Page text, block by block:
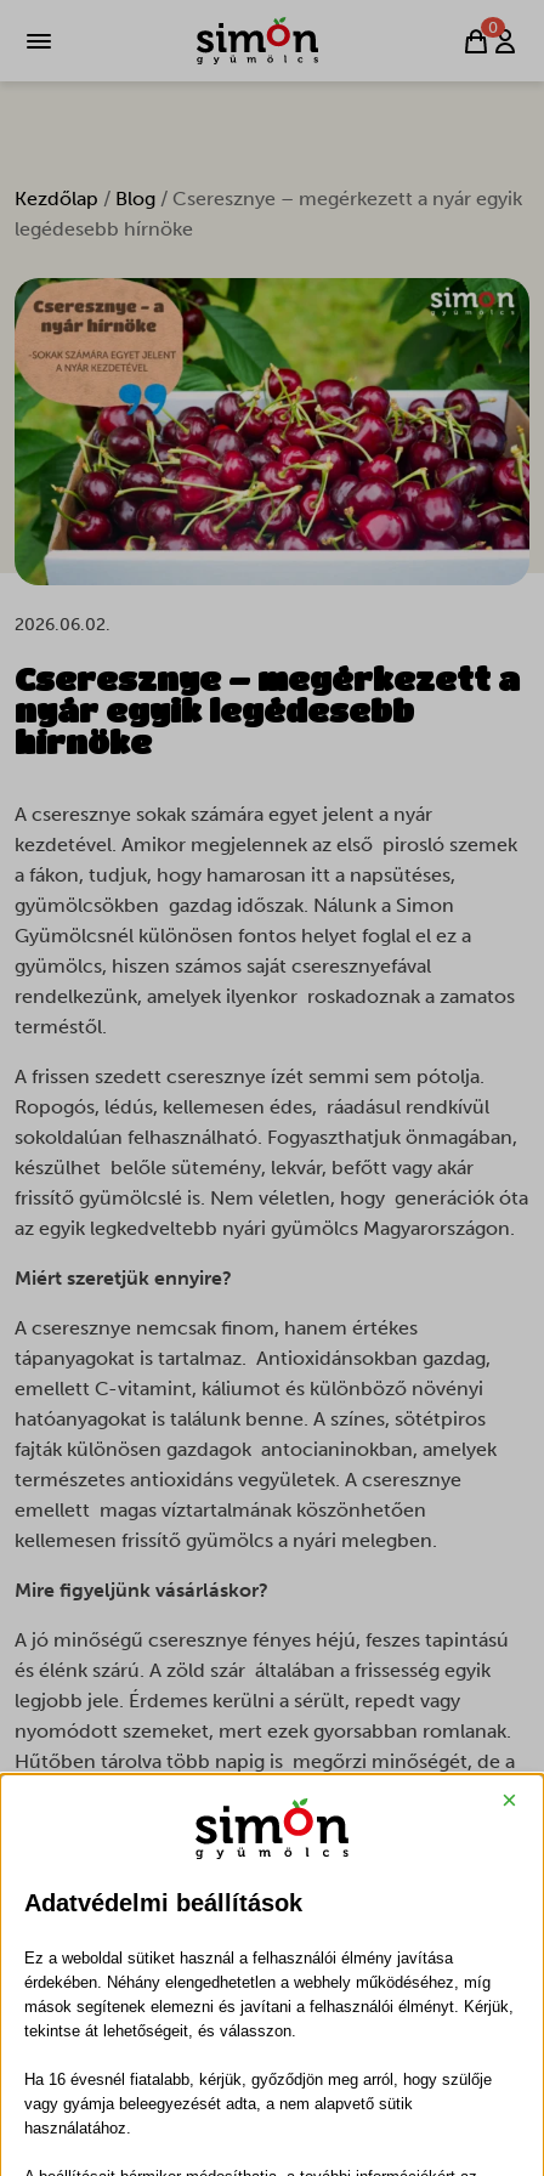
0
Kezdőlap / Blog / Cseresznye – megérkezett a nyár egyik
legédesebb hírnöke
2026.06.02.
Cseresznye – megérkezett a
nyár egyik legédesebb
hírnöke
A cseresznye sokak számára egyet jelent a nyár
kezdetével. Amikor megjelennek az első pirosló szemek
a fákon, tudjuk, hogy hamarosan itt a napsütéses,
gyümölcsökben gazdag időszak. Nálunk a Simon
Gyümölcsnél különösen fontos helyet foglal el ez a
gyümölcs, hiszen számos saját cseresznyefával
rendelkezünk, amelyek ilyenkor roskadoznak a zamatos
terméstől.
A frissen szedett cseresznye ízét semmi sem pótolja.
Ropogós, lédús, kellemesen édes, ráadásul rendkívül
sokoldalúan felhasználható. Fogyaszthatjuk önmagában,
készülhet belőle sütemény, lekvár, befőtt vagy akár
frissítő gyümölcslé is. Nem véletlen, hogy generációk óta
az egyik legkedveltebb nyári gyümölcs Magyarországon.
Miért szeretjük ennyire?
A cseresznye nemcsak finom, hanem értékes
tápanyagokat is tartalmaz. Antioxidánsokban gazdag,
emellett C-vitamint, káliumot és különböző növényi
hatóanyagokat is találunk benne. A színes, sötétpiros
fajták különösen gazdagok antocianinokban, amelyek
természetes antioxidáns vegyületek. A cseresznye
emellett magas víztartalmának köszönhetően
kellemesen frissítő gyümölcs a nyári melegben.
Mire figyeljünk vásárláskor?
A jó minőségű cseresznye fényes héjú, feszes tapintású
és élénk szárú. A zöld szár általában a frissesség egyik
legjobb jele. Érdemes kerülni a sérült, repedt vagy
nyomódott szemeket, mert ezek gyorsabban romlanak.
Hűtőben tárolva több napig is megőrzi minőségét, de a
Néhány érdekes tény a cseresznyéről
A cseresznyét már évezredek óta termesztik, és ma
ismert. Magyarország éghajlata kifejezetten kedvez a
termesztésének, ezért hazánk számos térségében
jelentős cseresznyeültetvények találhatók. A gyümölcs
elejéig tarthat. Egy nagyobb szemű cseresznye tömege
akár 9–10 gramm is lehet, átmérője pedig elérheti a 26–
Adatvédelmi beállítások
×
Ez a weboldal sütiket használ a felhasználói élmény javítása
érdekében. Néhány elengedhetetlen a webhely működéséhez, míg
mások segítenek elemezni és javítani a felhasználói élményt. Kérjük,
tekintse át lehetőségeit, és válasszon.
Ha 16 évesnél fiatalabb, kérjük, győződjön meg arról, hogy szülője
vagy gyámja beleegyezését adta, a nem alapvető sütik
használatához.